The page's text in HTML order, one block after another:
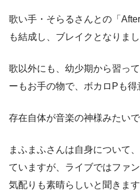
歌い手・そらるさんとの「
も結成し、ブレイクとなりまし
歌以外にも、幼少期から習っ
ーもお手の物で、ボカロPも得
存在自体が音楽の神様みたいで
まふまふさんは自身について
ていますが、ライブではファ
気配りも素晴らしいと聞きます